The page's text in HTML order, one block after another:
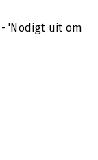
'Nodigt uit om